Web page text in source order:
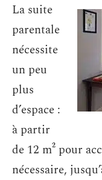
La suite
parentale
nécessite
un peu
plus
d’espace :
à partir
de 12 m² pour
nécessaire,